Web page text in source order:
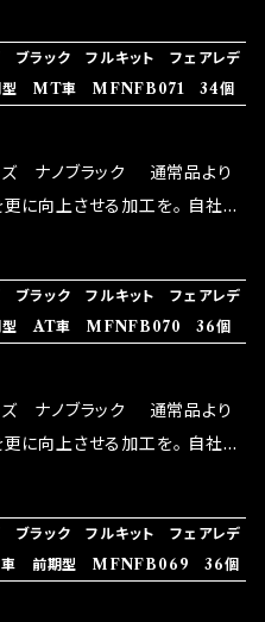
売品になりますので宜しくお願
ライバーMAX織戸選手がテス
時間を掛けて検証し、これは
、車には必ずプラスになりデメ
。 コラボ開発製品です。 購入先
ルヒューズ直販サイトと横浜に
売品になりますので宜しくお願
ブラック フルキット フェアレデ
MT車 MFNFB071 34個
ズ ナノブラック 通常品より
に向上させる加工を。 自社比
ライバーMAX織戸選手がテス
時間を掛けて検証し、これは
、車には必ずプラスになりデメ
。 コラボ開発製品です。 購入先
ルヒューズ直販サイトと横浜に
売品になりますので宜しくお願
ブラック フルキット フェアレデ
AT車 MFNFB070 36個
ズ ナノブラック 通常品より
に向上させる加工を。 自社比
ライバーMAX織戸選手がテス
時間を掛けて検証し、これは
、車には必ずプラスになりデメ
ブラック フルキット フェアレデ
前期型 MFNFB069 36個